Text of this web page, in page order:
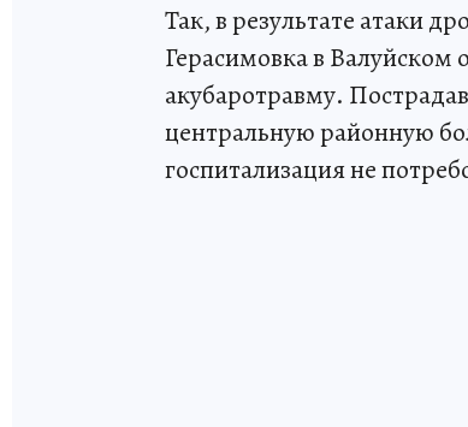
Так, в результате атаки
Герасимовка в
акубаротравму.
центральную районную
госпитализация не